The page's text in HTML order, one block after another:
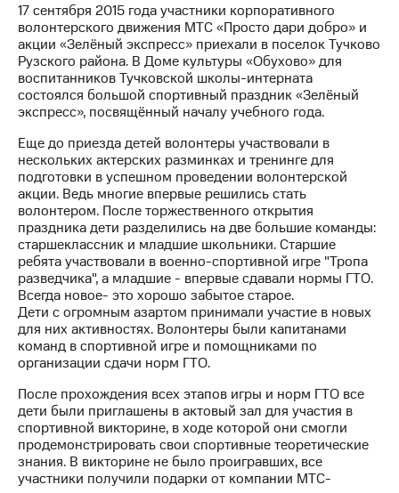
Медиа-центр
Пресс-
релизы
МТС
о технологиях
Интервью
Финансовая
отчетность
Контакты
Новости
в
регионе
и акционерам
Корпоративное
управление
Корпоративный
секретарь
Раскрытие
информации
17 сентября 2015 года участники корпоративного
волонтерского движения МТС «Просто дари добро» и
акции «Зелёный экспресс» приехали в поселок Тучково
Рузского района. В Доме культуры «Обухово» для
воспитанников Тучковской школы-интерната
состоялся большой спортивный праздник «Зелёный
экспресс», посвящённый началу учебного года.
Еще до приезда детей волонтеры участвовали в
нескольких актерских разминках и тренинге для
подготовки в успешном проведении волонтерской
акции. Ведь многие впервые решились стать
волонтером. После торжественного открытия
праздника дети разделились на две большие команды:
старшеклассник и младшие школьники. Старшие
ребята участвовали в военно-спортивной игре "Тропа
разведчика", а младшие - впервые сдавали нормы ГТО.
Всегда новое- это хорошо забытое старое.
Дети с огромным азартом принимали участие в новых
для них активностях. Волонтеры были капитанами
команд в спортивной игре и помощниками по
организации сдачи норм ГТО.
После прохождения всех этапов игры и норм ГТО все
дети были приглашены в актовый зал для участия в
спортивной викторине, в ходе которой они смогли
продемонстрировать свои спортивные теоретические
знания. В викторине не было проигравших, все
участники получили подарки от компании МТС-